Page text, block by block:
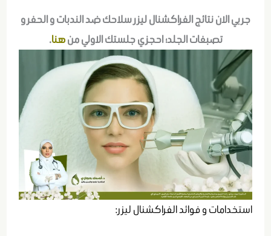
جربي الان نتائج الفراكشنال ليزر سلاحك ضد الندبات و الحفر و
تصبغات الجلد؛ احجزي جلستك الاولي منهنا.
استخدامات و فوائد الفراكشنال ليزر: